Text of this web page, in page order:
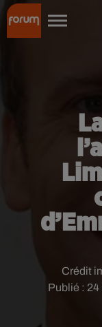
Publié : 24
Crédit